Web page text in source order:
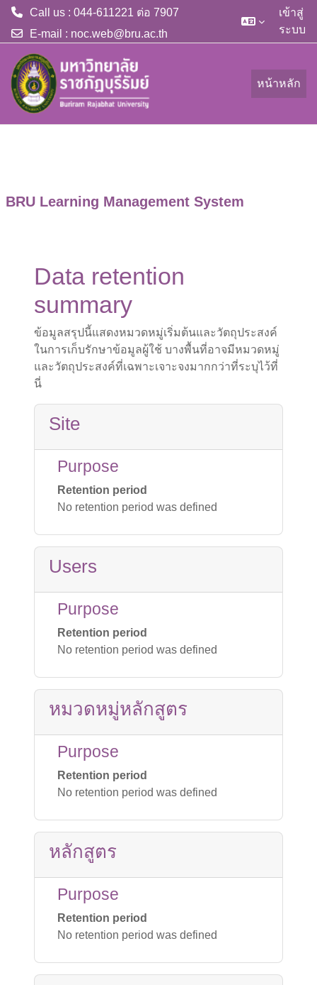
Call us : 044-611221 ต่อ 7907
E-mail : noc.web@bru.ac.th
เข้าสู่
ระบบ
หน้าหลัก
BRU Learning Management System
Data retention
summary
ข้อมูลสรุปนี้แสดงหมวดหมู่เริ่มต้นและวัตถุประสงค์
ในการเก็บรักษาข้อมูลผู้ใช้ บางพื้นที่อาจมีหมวดหมู่
และวัตถุประสงค์ที่เฉพาะเจาะจงมากกว่าที่ระบุไว้ที่
นี่
Site
Purpose
Retention period
No retention period was defined
Users
Purpose
Retention period
No retention period was defined
หมวดหมู่หลักสูตร
Purpose
Retention period
No retention period was defined
หลักสูตร
Purpose
Retention period
No retention period was defined